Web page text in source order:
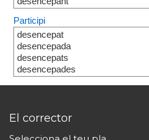
Participi
desencepat
desencepada
desencepats
desencepades
El corrector